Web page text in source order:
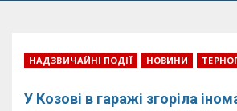
НАДЗВИЧАЙНІ ПОДІЇ НОВИНИ
У Козові в гаражі згоріла